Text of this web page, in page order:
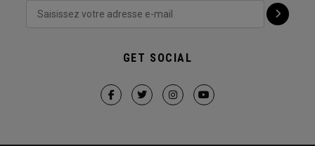
GET SOCIAL